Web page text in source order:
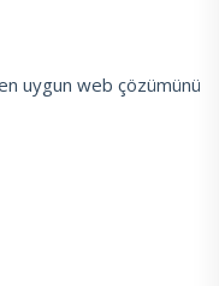
uygun web çözümünü